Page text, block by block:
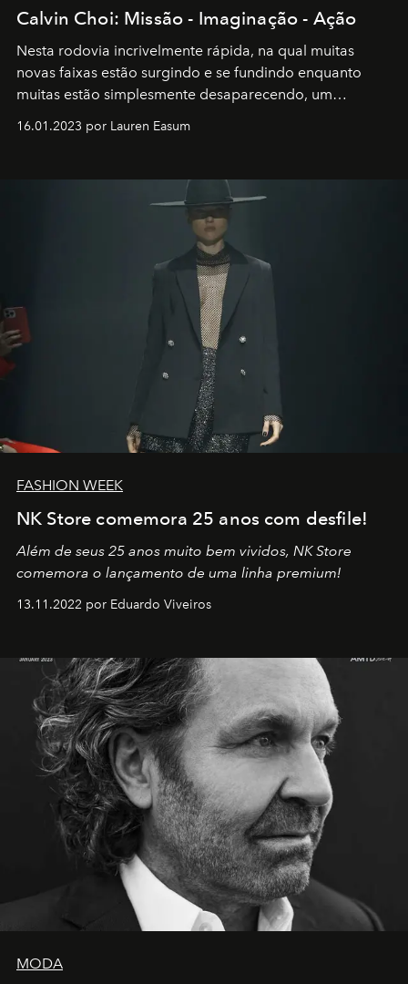
Calvin Choi: Missão - Imaginação - Ação
Nesta rodovia incrivelmente rápida, na qual muitas
novas faixas estão surgindo e se fundindo enquanto
muitas estão simplesmente desaparecendo, um
transportador AMTD abrindo caminho para muitos
por propósitos, com um claro senso de missão na vida e
16.01.2023 por Lauren Easum
FASHION WEEK
NK Store comemora 25 anos com desfile!
Além de seus 25 anos muito bem vividos, NK Store
comemora o lançamento de uma linha premium!
13.11.2022 por Eduardo Viveiros
MODA